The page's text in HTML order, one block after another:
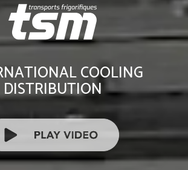
COOLING
DISTRIBUTION